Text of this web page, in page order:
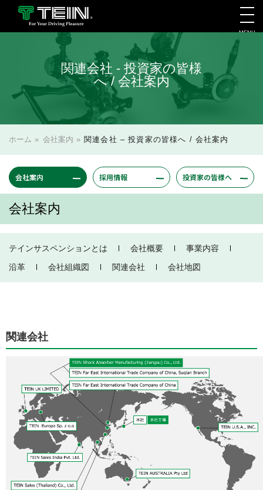
会社案内・採用・IR
MENU
関連会社 - 投資家の皆様
へ / 会社案内
ホーム » 会社案内 » 関連会社 – 投資家の皆様へ / 会社案内
会社案内 採用情報 投資家の皆様へ
会社案内
テインサスペンションとは 会社概要
事業内容
沿革
会社組織図 関連会社 会社地図
関連会社